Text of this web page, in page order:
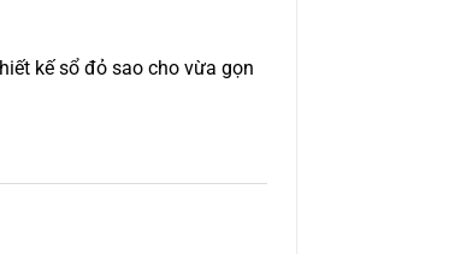
kế sổ đỏ sao cho vừa gọn